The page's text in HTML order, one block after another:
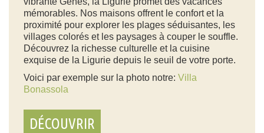
mémorables. Nos maisons offrent le confort et la
proximité pour explorer les plages séduisantes, les
villages colorés et les paysages à couper le souffle.
Découvrez la richesse culturelle et la cuisine
exquise de la Ligurie depuis le seuil de votre porte.
Voici par exemple sur la photo notre: Villa
Bonassola
DÉCOUVRIR